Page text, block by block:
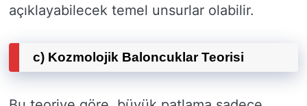
açıklayabilecek temel unsurlar olabilir.
c) Kozmolojik Baloncuklar Teorisi